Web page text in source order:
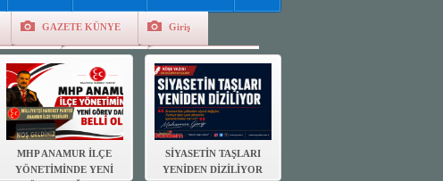
GAZETE KÜNYE Giriş
Sitene Ekle Hava Durumu
MHP ANAMUR İLÇE
YÖNETİMİNDE YENİ
SİYASETİN TAŞLARI
YENİDEN DİZİLİYOR